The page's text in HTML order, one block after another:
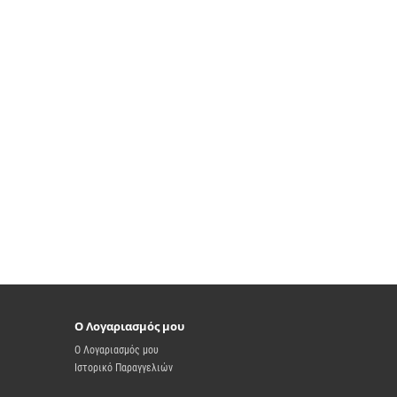
Ο Λογαριασμός μου
Ο Λογαριασμός μου
Ιστορικό Παραγγελιών